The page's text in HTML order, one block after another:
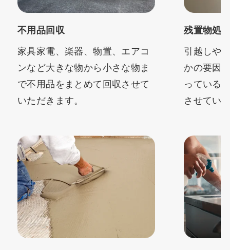
不用品回収
家具家電、楽器、物置、エアコ
ンなど大きな物から小さな物ま
で不用品をまとめて回収させて
いただきます。
残置物処
引越しや
かの要因
っている
させてい